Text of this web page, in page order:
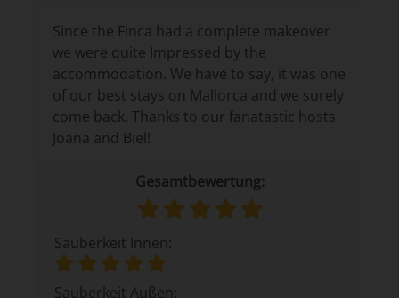
Since the Finca had a complete makeover
we were quite Impressed by the
accommodation. We have to say, it was one
of our best stays on Mallorca and we surely
come back. Thanks to our fanatastic hosts
Joana and Biel!
Gesamtbewertung:
Sauberkeit Innen:
Sauberkeit Außen: